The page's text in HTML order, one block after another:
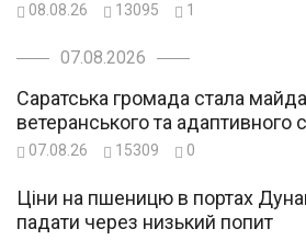
08.08.26 13095 1
07.08.2026
Саратська громада стала
ветеранського та адаптивного
07.08.26 15309 0
Ціни на пшеницю в портах
падати через низький попит